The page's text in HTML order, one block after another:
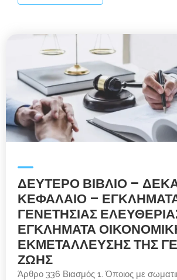
ΔΕΥΤΕΡΟ ΒΙΒΛΙΟ –
ΚΕΦΑΛΑΙΟ –
ΓΕΝΕΤΗΣΙΑΣ
ΕΓΚΛΗΜΑΤΑ
ΕΚΜΕΤΑΛΛΕΥΣΗΣ ΤΗΣ
ΖΩΗΣ
Άρθρο 336 Βιασμός 1. Όποιος με